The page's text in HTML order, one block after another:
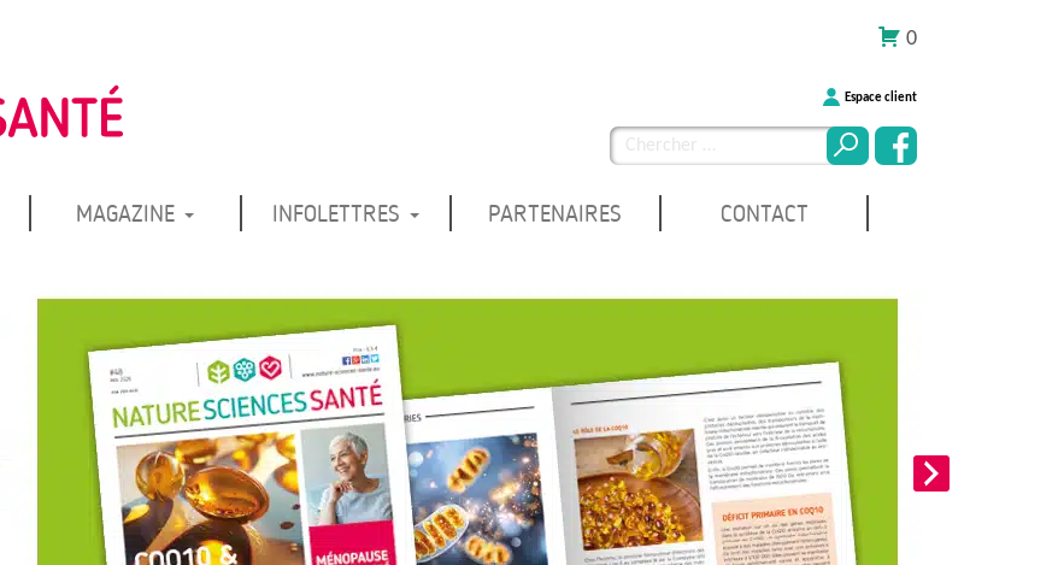
0
Espace client
Chercher
pour
:
MAGAZINE INFOLETTRES PARTENAIRES CONTACT